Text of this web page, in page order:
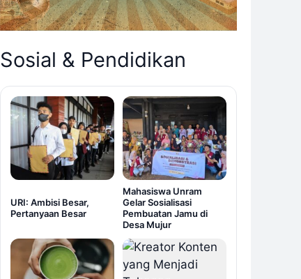
Sosial & Pendidikan
URI: Ambisi Besar,
Pertanyaan Besar
Mahasiswa Unram
Gelar Sosialisasi
Pembuatan Jamu di
Desa Mujur